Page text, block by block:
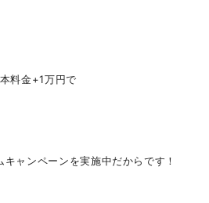
料金+1万円で
ャンペーンを実施中だからです！